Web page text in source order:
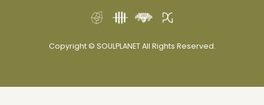
Copyright © SOULPLANET All Rights Reserved.